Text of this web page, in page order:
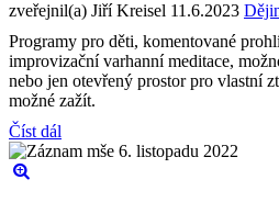
zveřejnil(a) Jiří Kreisel 11.6.2023
Programy pro děti, komentované
improvizační varhanní meditace,
nebo jen otevřený prostor pro vlastní
možné zažít.
Číst dál